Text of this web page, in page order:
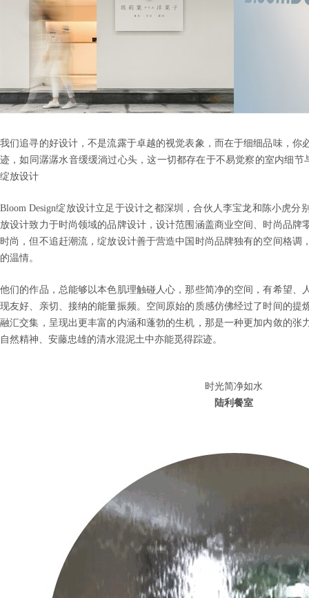
我们追寻的好设计，不是流露于卓越的视觉表象，而在于细细品味，你
迹，如同潺潺水音缓缓淌过心头，这一切都存在于不易觉察的室内细
绽放设计
Bloom Design绽放设计立足于设计之都深圳，合伙人李宝龙和陈小虎分
放设计致力于时尚领域的品牌设计，设计范围涵盖商业空间、时尚品牌
时尚，但不追赶潮流，绽放设计善于营造中国时尚品牌独有的空间格调
的温情。
他们的作品，总能够以本色肌理触碰人心，那些简净的空间，有希望、
现友好、亲切、接纳的能量振频。空间原始的质感仿佛经过了时间的提
融汇交集，呈现出更丰富的内涵和蓬勃的生机，那是一种更加内敛的张
自然精神、安藤忠雄的清水混泥土中亦能觅得踪迹。
时光简净如水
陆利餐室